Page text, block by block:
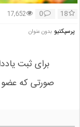
18
0
17,652
پرسپكتيو بدون عنوان
برای ثبت
صورتی که